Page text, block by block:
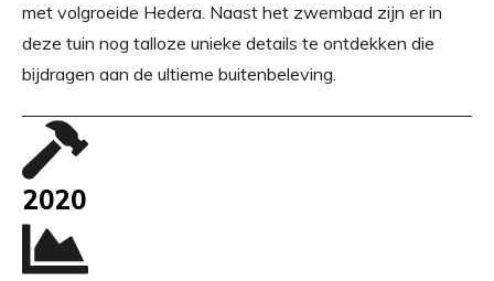
met volgroeide Hedera. Naast het zwembad zijn er in
deze tuin nog talloze unieke details te ontdekken die
bijdragen aan de ultieme buitenbeleving.
2020